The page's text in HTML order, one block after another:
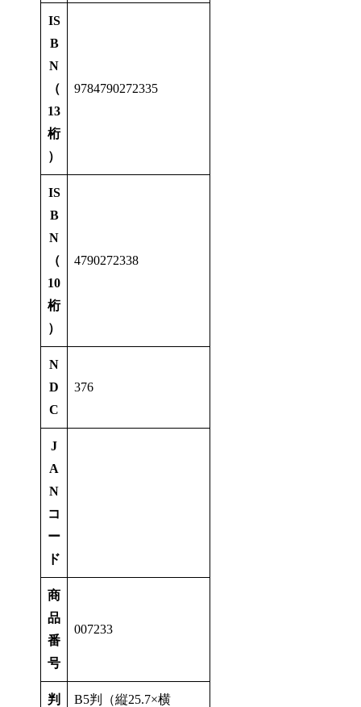
IS
B
N
（
13
桁
）
9784790272335
IS
B
N
（
10
桁
）
4790272338
N
D
C
376
J
A
N
コ
ー
ド
商
品
番
号
007233
判
B5判（縦25.7×横